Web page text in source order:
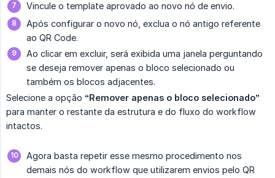
Vincule o template aprovado ao novo nó de envio.
Após configurar o novo nó, exclua o nó antigo referente
ao QR Code.
Ao clicar em excluir, será exibida uma janela perguntando
se deseja remover apenas o bloco selecionado ou
também os blocos adjacentes.
Selecione a opção “Remover apenas o bloco selecionado”
para manter o restante da estrutura e do fluxo do workflow
intactos.
Agora basta repetir esse mesmo procedimento nos
demais nós do workflow que utilizarem envios pelo QR